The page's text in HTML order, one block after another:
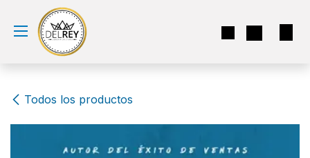
Ir al contenido
Todos los productos